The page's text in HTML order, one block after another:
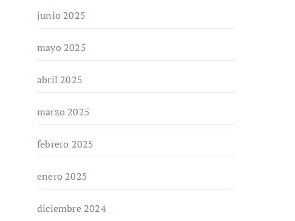
junio 2025
mayo 2025
abril 2025
marzo 2025
febrero 2025
enero 2025
diciembre 2024